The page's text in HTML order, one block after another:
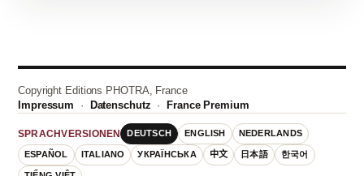
Copyright Editions PHOTRA, France
Impressum · Datenschutz · France Premium
SPRACHVERSIONEN DEUTSCH ENGLISH NEDERLANDS
ESPAÑOL ITALIANO УКРАЇНСЬКА 中文 日本語 한국어